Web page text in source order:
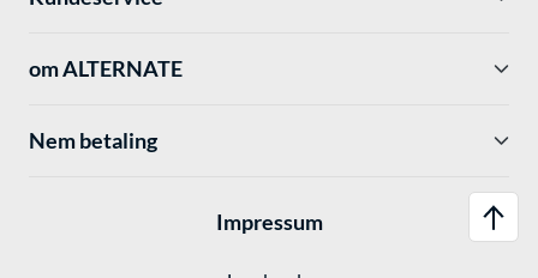
om ALTERNATE
Nem betaling
Impressum